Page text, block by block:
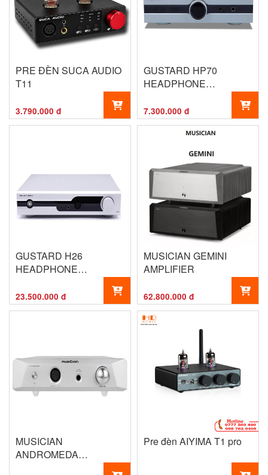
PRE ĐÈN SUCA AUDIO
T11
3.790.000 đ
GUSTARD HP70
HEADPHONE
7.300.000 đ
GUSTARD H26
HEADPHONE
23.500.000 đ
MUSICIAN GEMINI
AMPLIFIER
62.800.000 đ
MUSICIAN
ANDROMEDA
Pre đèn AIYIMA T1 pro